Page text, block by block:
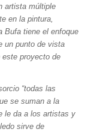
artista múltiple
en la pintura,
Bufa tiene el enfoque
un punto de vista
proyecto de
“todas las
se suman a la
le da a los artistas y
sirve de